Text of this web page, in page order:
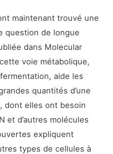
maintenant trouvé une
question de longue
dans Molecular
voie métabolique,
aide les
quantités d’une
dont elles ont besoin
et d’autres molécules
expliquent
types de cellules à